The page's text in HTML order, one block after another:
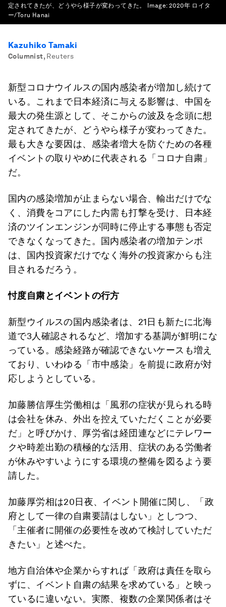
定されてきたが、どうやら様子が変わってきた。
Image:2020年 ロイタ
ー/Toru Hanai
Kazuhiko Tamaki
Columnist, Reuters
新型コロナウイルスの国内感染者が増加し続けて
いる。これまで日本経済に与える影響は、中国を
最大の発生源として、そこからの波及を念頭に想
定されてきたが、どうやら様子が変わってきた。
最も大きな要因は、感染者増大を防ぐための各種
イベントの取りやめに代表される「コロナ自粛」
だ。
国内の感染増加が止まらない場合、輸出だけでな
く、消費をコアにした内需も打撃を受け、日本経
済のツインエンジンが同時に停止する事態も否定
できなくなってきた。国内感染者の増加テンポ
は、国内投資家だけでなく海外の投資家からも注
目されるだろう。
忖度自粛とイベントの行方
新型ウイルスの国内感染者は、21日も新たに北海
道で3人確認されるなど、増加する基調が鮮明にな
っている。感染経路が確認できないケースも増え
ており、いわゆる「市中感染」を前提に政府が対
応しようとしている。
加藤勝信厚生労働相は「風邪の症状が見られる時
は会社を休み、外出を控えていただくことが必要
だ」と呼びかけ、厚労省は経団連などにテレワー
クや時差出勤の積極的な活用、症状のある労働者
が休みやすいようにする環境の整備を図るよう要
請した。
加藤厚労相は20日夜、イベント開催に関し、「政
府として一律の自粛要請はしない」としつつ、
「主催者に開催の必要性を改めて検討していただ
きたい」と述べた。
地方自治体や企業からすれば「政府は責任を取ら
ずに、イベント自粛の結果を求めている」と映っ
ているに違いない。実際、複数の企業関係者はそ